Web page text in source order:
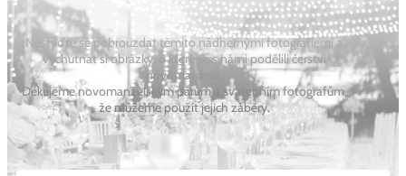
Nestyďte se pobrouzdat těmito nádhernými fotografiemi a
vychutnat si obrázky, o které se s námi podělili čerství
novomanželé.
Děkujeme novomanželským párům a svatebním fotografům,
že můžeme použít jejich záběry.